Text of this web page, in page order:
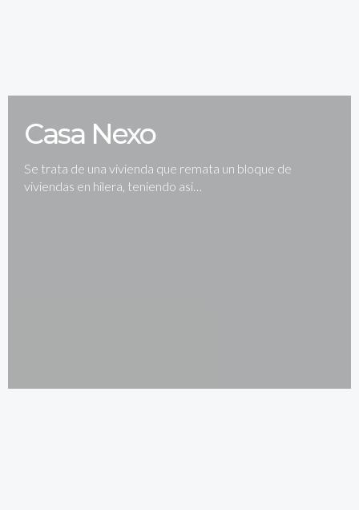
Casa Nexo
Se trata de una vivienda que remata un bloque de
viviendas en hilera, teniendo asi…